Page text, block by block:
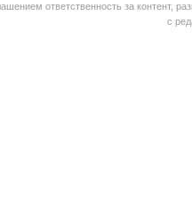
ответственность за контент,
с